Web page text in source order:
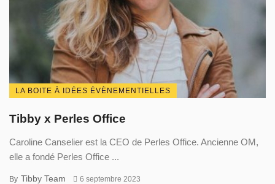
LA BOITE À IDÉES ÉVÈNEMENTIELLES
Tibby x Perles Office
Caroline Canselier est la CEO de Perles Office. Ancienne OM,
elle a fondé Perles Office ...
By Tibby Team 6 septembre 2023